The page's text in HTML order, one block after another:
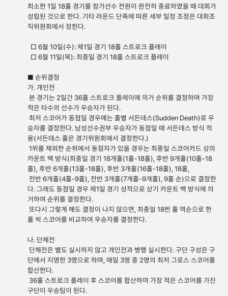
최소한 1일 18홀 경기를 참가선수 전원이 완전히 종료하였을 때 대회가
성립된 것으로 한다. 기타 라운드 단축에 따른 세부 일정 조정은 대회조
직위원회에서 정한다.
□ 6월 10일(수): 제1일 경기 18홀 스트로크 플레이
□ 6월 11일(목): 최종일 경기 18홀 스트로크 플레이
■ 순위결정
가. 개인전
본 경기는 2일간 36홀 스트로크 플레이에 의거 순위를 결정하며 가장
적은 타수의 선수가 우승자가 된다.
최저 스코어가 동점일 경우에는 홀별 서든데스(Sudden Death)로 우
승자를 결정한다. 남성선수권부 우승자가 동점일 때 서든데스 방식 적
용(서든데스 홀은 경기위원회에서 결정한다.)
1위를 제외한 순위에서 동점자가 있을 경우는 최종일 스코어카드 상의
카운트 백 방식(최종일 경기 18개홀(1홀-18홀), 후반 9개홀(10홀-18
홀), 후반 6개홀(13홀-18홀), 후반 3개홀(16홀-18홀), 18홀,
전반 6개홀(4홀-9홀), 전반 3개홀(7개홀-9개홀), 9홀 순)으로 결정한
다. 그래도 동점일 경우 제1일 경기 성적으로 상기 카운트 백 방식에 의
거하여 순위를 결정한다.
또다시 그렇게 해도 결정이 나지 않으면, 최종일 18번 홀 역순으로 한
홀 씩 스코어를 비교하여 우승자를 결정한다.
나. 단체전
단체전은 별도 실시하지 않고 개인전과 병행 실시한다. 구단 구성은 구
단에서 지명한 3명으로 하며, 매일 3명 중 2명의 최저 그로스 스코어를
합산한다.
36홀 스트로크 플레이 후 스코어를 합산하여 가장 적은 스코어를 가진
구단이 우승팀이 된다.